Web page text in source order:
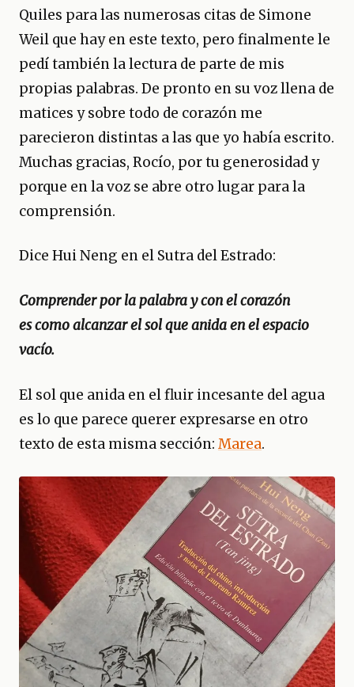
Quiles para las numerosas citas de Simone
Weil que hay en este texto, pero finalmente le
pedí también la lectura de parte de mis
propias palabras. De pronto en su voz llena de
matices y sobre todo de corazón me
parecieron distintas a las que yo había escrito.
Muchas gracias, Rocío, por tu generosidad y
porque en la voz se abre otro lugar para la
comprensión.
Dice Hui Neng en el Sutra del Estrado:
Comprender por la palabra y con el corazón
es como alcanzar el sol que anida en el espacio
vacío.
El sol que anida en el fluir incesante del agua
es lo que parece querer expresarse en otro
texto de esta misma sección: Marea.